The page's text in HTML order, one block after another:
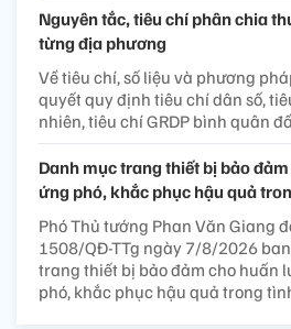
Nguyên tắc, tiêu chí phân chia
từng địa phương
Về tiêu chí, số liệu và phương
quyết quy định tiêu chí dân số,
nhiên, tiêu chí GRDP bình quân
Danh mục trang thiết bị bảo
ứng phó, khắc phục hậu quả
Phó Thủ tướng Phan Văn Giang
1508/QĐ-TTg ngày 7/8/2026
trang thiết bị bảo đảm cho huấn
phó, khắc phục hậu quả trong